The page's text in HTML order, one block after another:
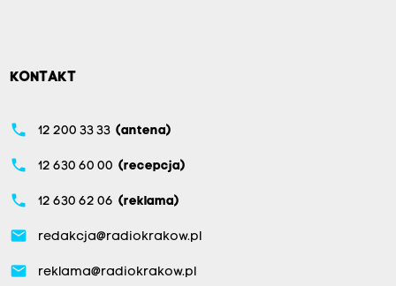
KONTAKT
phone 12 200 33 33 (antena)
phone 12 630 60 00 (recepcja)
phone 12 630 62 06 (reklama)
email redakcja@radiokrakow.pl
email reklama@radiokrakow.pl